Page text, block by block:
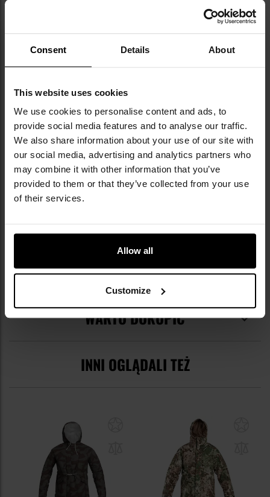
Consent Details About
This website uses cookies
We use cookies to personalise content and ads, to
provide social media features and to analyse our traffic.
We also share information about your use of our site with
our social media, advertising and analytics partners who
may combine it with other information that you’ve
provided to them or that they’ve collected from your use
of their services.
Allow all
Customize
Kolor główny
Blue
Materiał główny
bawełna
dodatkowy
Materiał
dodatkowy
poliuretan
Krój
Luźny
Rodzaj rozpięcia
Zamek błyskawiczny +
napy
Producent
Demobil
OPINIE
WARTO DOKUPIĆ
INNI OGLĄDALI TEŻ